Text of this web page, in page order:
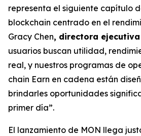
representa el siguiente capítulo
blockchain centrado en el
Gracy Chen, directora
usuarios buscan utilidad,
real, y nuestros programas de
chain Earn en cadena están
brindarles oportunidades
primer día”.
El lanzamiento de MON llega